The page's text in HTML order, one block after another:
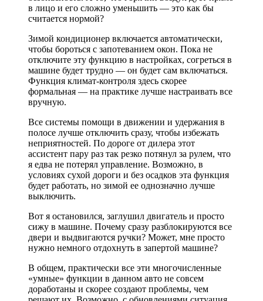
в лицо и его сложно уменьшить — это как бы
считается нормой?
Зимой кондиционер включается автоматически,
чтобы бороться с запотеванием окон. Пока не
отключите эту функцию в настройках, согреться в
машине будет трудно — он будет сам включаться.
Функция климат-контроля здесь скорее
формальная — на практике лучше настраивать все
вручную.
Все системы помощи в движении и удержания в
полосе лучше отключить сразу, чтобы избежать
неприятностей. По дороге от дилера этот
ассистент пару раз так резко потянул за рулем, что
я едва не потерял управление. Возможно, в
условиях сухой дороги и без осадков эта функция
будет работать, но зимой ее однозначно лучше
выключить.
Вот я остановился, заглушил двигатель и просто
сижу в машине. Почему сразу разблокируются все
двери и выдвигаются ручки? Может, мне просто
нужно немного отдохнуть в запертой машине?
В общем, практически все эти многочисленные
«умные» функции в данном авто не совсем
доработаны и скорее создают проблемы, чем